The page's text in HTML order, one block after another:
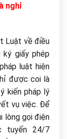
nghỉ
Luật về điều
ký giấy phép
luật hiện
được coi là
kiến pháp lý
vụ việc. Để
lòng gọi điện
tuyến 24/7